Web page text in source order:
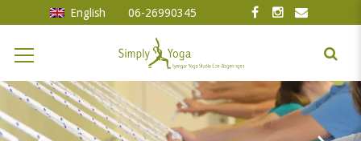
English 06-26990345